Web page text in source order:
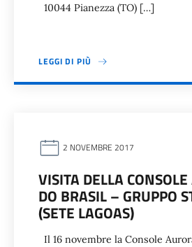
10044 Pianezza (TO) […]
LEGGI DI PIÙ
2 NOVEMBRE 2017
VISITA DELLA
DO BRASIL – GRUPPO
(SETE LAGOAS)
Il 16 novembre la Console